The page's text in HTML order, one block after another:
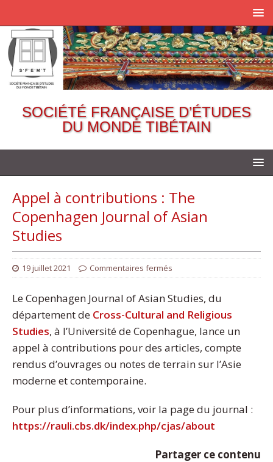
SOCIÉTÉ FRANÇAISE D’ÉTUDES
DU MONDE TIBÉTAIN
Appel à contributions : The
Copenhagen Journal of Asian
Studies
19 juillet 2021 Commentaires fermés
Le Copenhagen Journal of Asian Studies, du
département de Cross-Cultural and Religious
Studies, à l’Université de Copenhague, lance un
appel à contributions pour des articles, compte
rendus d’ouvrages ou notes de terrain sur l’Asie
moderne et contemporaine.
Pour plus d’informations, voir la page du journal :
https://rauli.cbs.dk/index.php/cjas/about
Partager ce contenu